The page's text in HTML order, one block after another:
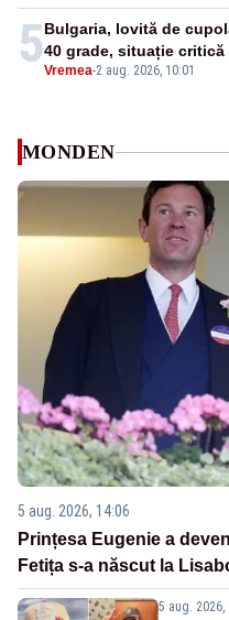
5Vremea-2 aug. 2026, 10:01
Bulgaria, lovită de
40 grade, situație critică
MONDEN
5 aug. 2026, 14:06
Prințesa Eugenie a
Fetița s-a născut la
5 aug. 2026,